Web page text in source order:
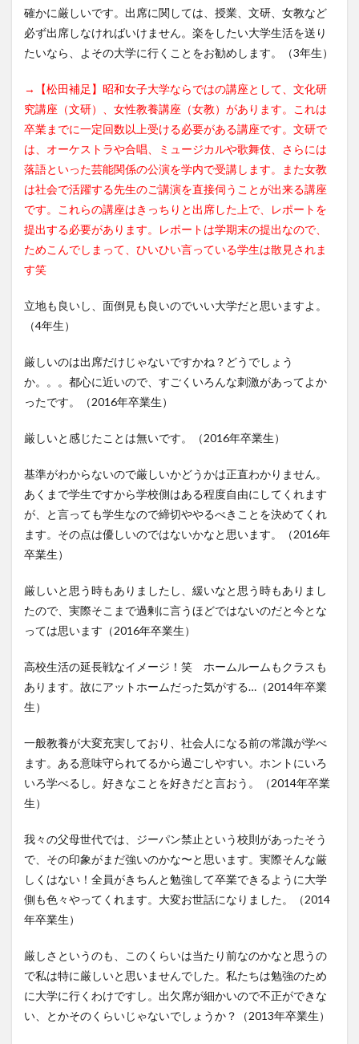
確かに厳しいです。出席に関しては、授業、文研、女教など
必ず出席しなければいけません。楽をしたい大学生活を送り
たいなら、よその大学に行くことをお勧めします。（3年生）
→【松田補足】昭和女子大学ならではの講座として、文化研
究講座（文研）、女性教養講座（女教）があります。これは
卒業までに一定回数以上受ける必要がある講座です。文研で
は、オーケストラや合唱、ミュージカルや歌舞伎、さらには
落語といった芸能関係の公演を学内で受講します。また女教
は社会で活躍する先生のご講演を直接伺うことが出来る講座
です。これらの講座はきっちりと出席した上で、レポートを
提出する必要があります。レポートは学期末の提出なので、
ためこんでしまって、ひいひい言っている学生は散見されま
す笑
立地も良いし、面倒見も良いのでいい大学だと思いますよ。
（4年生）
厳しいのは出席だけじゃないですかね？どうでしょう
か。。。都心に近いので、すごくいろんな刺激があってよか
ったです。（2016年卒業生）
厳しいと感じたことは無いです。（2016年卒業生）
基準がわからないので厳しいかどうかは正直わかりません。
あくまで学生ですから学校側はある程度自由にしてくれます
が、と言っても学生なので締切ややるべきことを決めてくれ
ます。その点は優しいのではないかなと思います。（2016年
卒業生）
厳しいと思う時もありましたし、緩いなと思う時もありまし
たので、実際そこまで過剰に言うほどではないのだと今とな
っては思います（2016年卒業生）
高校生活の延長戦なイメージ！笑 ホームルームもクラスも
あります。故にアットホームだった気がする…（2014年卒業
生）
一般教養が大変充実しており、社会人になる前の常識が学べ
ます。ある意味守られてるから過ごしやすい。ホントにいろ
いろ学べるし。好きなことを好きだと言おう。（2014年卒業
生）
我々の父母世代では、ジーパン禁止という校則があったそう
で、その印象がまだ強いのかな〜と思います。実際そんな厳
しくはない！全員がきちんと勉強して卒業できるように大学
側も色々やってくれます。大変お世話になりました。（2014
年卒業生）
厳しさというのも、このくらいは当たり前なのかなと思うの
で私は特に厳しいと思いませんでした。私たちは勉強のため
に大学に行くわけですし。出欠席が細かいので不正ができな
い、とかそのくらいじゃないでしょうか？（2013年卒業生）